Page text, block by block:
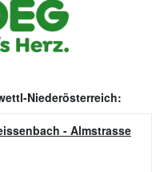
Niederösterreich:
- Almstrasse